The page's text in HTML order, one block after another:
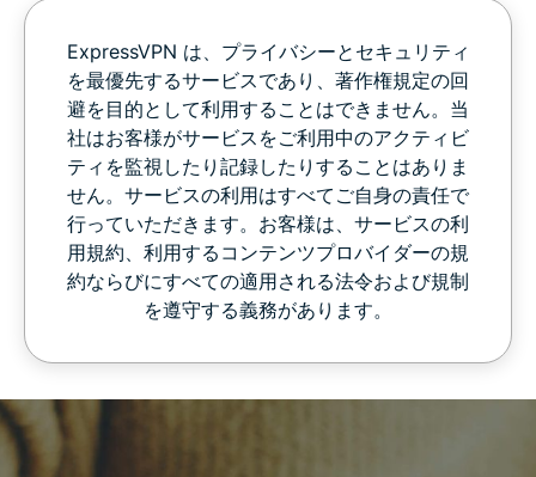
ExpressVPN は、プライバシーとセキュリティ
を最優先するサービスであり、著作権規定の回
避を目的として利用することはできません。当
社はお客様がサービスをご利用中のアクティビ
ティを監視したり記録したりすることはありま
せん。サービスの利用はすべてご自身の責任で
行っていただきます。お客様は、サービスの利
用規約、利用するコンテンツプロバイダーの規
約ならびにすべての適用される法令および規制
を遵守する義務があります。